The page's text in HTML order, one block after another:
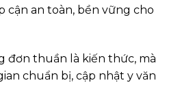
cận an toàn, bền vững cho
đơn thuần là kiến thức, mà
chuẩn bị, cập nhật y văn